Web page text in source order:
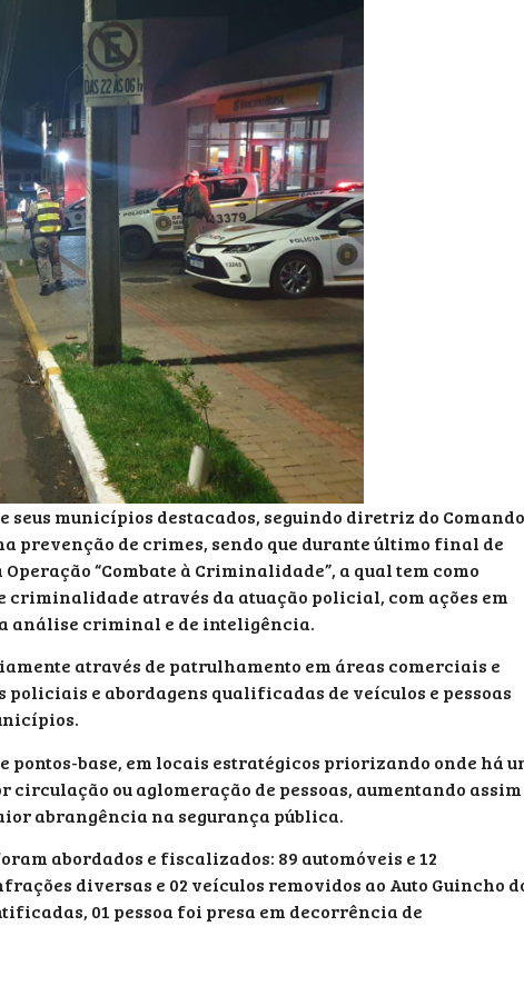
seus municípios destacados, seguindo diretriz do Comando
prevenção de crimes, sendo que durante último final de
“Combate à Criminalidade”, a qual tem como
criminalidade através da atuação policial, com ações em
análise criminal e de inteligência.
através de patrulhamento em áreas comerciais e
e abordagens qualificadas de veículos e pessoas
base, em locais estratégicos priorizando onde há
ou aglomeração de pessoas, aumentando assim
abrangência na segurança pública.
abordados e fiscalizados: 89 automóveis e 12
diversas e 02 veículos removidos ao Auto Guincho
01 pessoa foi presa em decorrência de